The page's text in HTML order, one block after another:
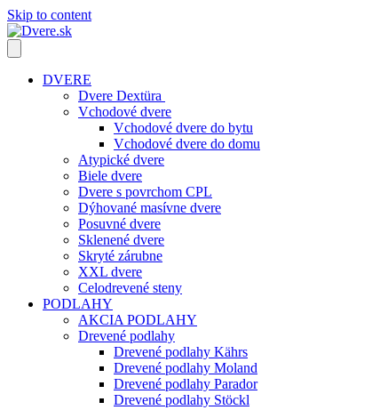
Skip to content
DVERE
Dvere Dextüra
Vchodové dvere
Vchodové dvere do bytu
Vchodové dvere do domu
Atypické dvere
Biele dvere
Dvere s povrchom CPL
Dýhované masívne dvere
Posuvné dvere
Sklenené dvere
Skryté zárubne
XXL dvere
Celodrevené steny
PODLAHY
AKCIA PODLAHY
Drevené podlahy
Drevené podlahy Kährs
Drevené podlahy Moland
Drevené podlahy Parador
Drevené podlahy Stöckl